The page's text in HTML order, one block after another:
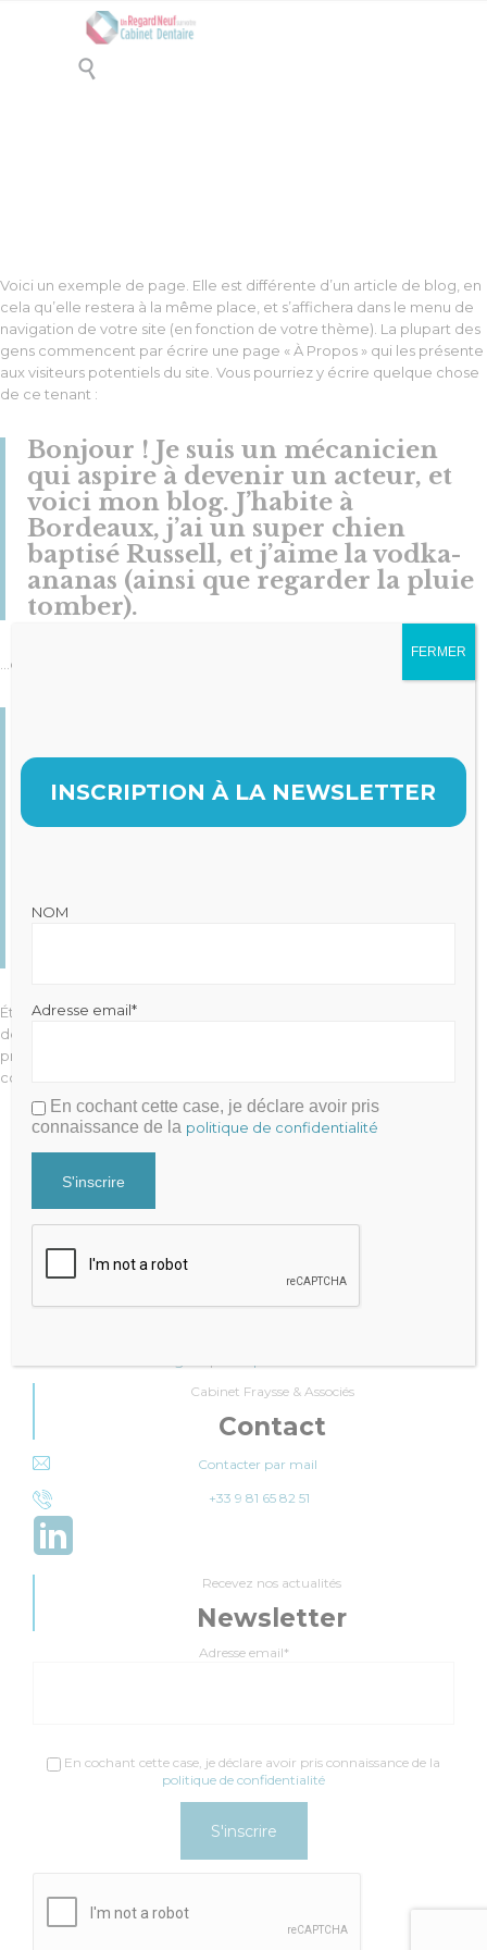

Voici un exemple de page. Elle est différente d’un article de blog, en
cela qu’elle restera à la même place, et s’affichera dans le menu de
navigation de votre site (en fonction de votre thème). La plupart des
gens commencent par écrire une page « À Propos » qui les présente
aux visiteurs potentiels du site. Vous pourriez y écrire quelque chose
de ce tenant :
Bonjour ! Je suis un mécanicien
qui aspire à devenir un acteur, et
voici mon blog. J’habite à
Bordeaux, j’ai un super chien
baptisé Russell, et j’aime la vodka-
ananas (ainsi que regarder la pluie
tomber).
…ou bien quelque chose comme ça :
trucs de qualité depuis lors. Située
à Saint-Remy-en-Bouzemont-
fabrique toutes sortes de bidules
Étant donné que vous êtes un nouvel utilisateur de WordPress, vous
devriez vous rendre sur votre
présente page, et créer de nouvelles pages avec votre propre
contenu. Amusez-vous bien !
Julien FRAYSSE
Cabinet Fraysse & Associés
Contact
Contacter par mail
+33 9 81 65 82 51
Recevez nos actualités
Newsletter
Adresse email*
En cochant cette case, je déclare avoir pris connaissance de la
politique de confidentialité
INSCRIPTION À LA NEWSLETTER
NOM
Adresse email*
En cochant cette case, je déclare avoir pris
connaissance de la politique de confidentialité
FERMER